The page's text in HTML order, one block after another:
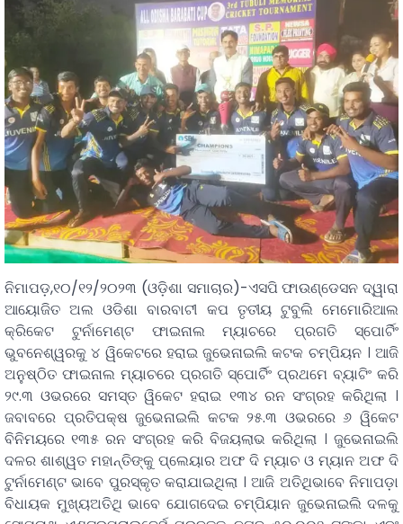
ନିମାପଡ଼,୧୦/୧୨/୨୦୨୩ (ଓଡ଼ିଶା ସମାଚାର)-ଏସପି ଫାଉଣ୍ଡେସନ ଦ୍ୱାରା
ଆୟୋଜିତ ଅଲ ଓଡିଶା ବାରବାଟୀ କପ ତୃତୀୟ ଟୁବୁଲି ମେମୋରିଆଲ
କ୍ରିକେଟ ଟୁର୍ନାମେଣ୍ଟ ଫାଇନାଲ ମ୍ୟାଚରେ ପ୍ରଗତି ସ୍ପୋର୍ଟିଂ
ଭୁବନେଶ୍ୱରକୁ ୪ ୱିକେଟରେ ହରାଇ ଜୁଭେନାଇଲି କଟକ ଚମ୍ପିୟନ । ଆଜି
ଅନୁଷ୍ଠିତ ଫାଇନାଲ ମ୍ୟାଚରେ ପ୍ରଗତି ସ୍ପୋର୍ଟିଂ ପ୍ରଥମେ ବ୍ୟାଟିଂ କରି
୨୯.୩ ଓଭରରେ ସମସ୍ତ ୱିକେଟ ହରାଇ ୧୩୪ ରନ ସଂଗ୍ରହ କରିଥିଲା ।
ଜବାବରେ ପ୍ରତିପକ୍ଷ ଜୁଭେନାଇଲି କଟକ ୨୫.୩ ଓଭରରେ ୬ ୱିକେଟ
ବିନିମୟରେ ୧୩୫ ରନ ସଂଗ୍ରହ କରି ବିଜୟଲାଭ କରିଥିଲା । ଜୁଭେନାଇଲି
ଦଳର ଶାଶ୍ୱତ ମହାନ୍ତିଙ୍କୁ ପ୍ଲେୟାର ଅଫ ଦି ମ୍ୟାଚ ଓ ମ୍ୟାନ ଅଫ ଦି
ଟୁର୍ନାମେଣ୍ଟ ଭାବେ ପୁରସ୍କୃତ କରାଯାଇଥିଲା । ଆଜି ଅତିଥିଭାବେ ନିମାପଡ଼ା
ବିଧାୟକ ମୁଖ୍ୟଅତିଥି ଭାବେ ଯୋଗଦେଇ ଚମ୍ପିୟାନ ଜୁଭେନାଇଲି ଦଳକୁ